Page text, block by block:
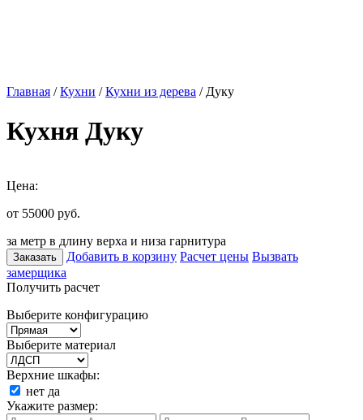
Главная /Кухни /Кухни из дерева / Дуку
Кухня Дуку
Цена:
от 55000 руб.
за метр в длину верха и низа гарнитура
Заказать Добавить в корзину Расчет цены Вызвать
замерщика
Получить расчет
Выберите конфигурацию
Выберите материал
Верхние шкафы:
нет да
Укажите размер: